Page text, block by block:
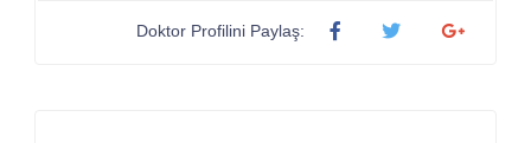
Doktor Profilini Paylaş: